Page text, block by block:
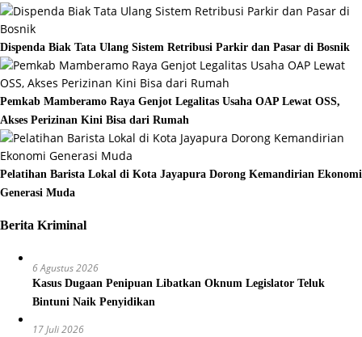
Dispenda Biak Tata Ulang Sistem Retribusi Parkir dan Pasar di Bosnik
Pemkab Mamberamo Raya Genjot Legalitas Usaha OAP Lewat OSS,
Akses Perizinan Kini Bisa dari Rumah
Pelatihan Barista Lokal di Kota Jayapura Dorong Kemandirian Ekonomi
Generasi Muda
Berita Kriminal
6 Agustus 2026
Kasus Dugaan Penipuan Libatkan Oknum Legislator Teluk
Bintuni Naik Penyidikan
17 Juli 2026